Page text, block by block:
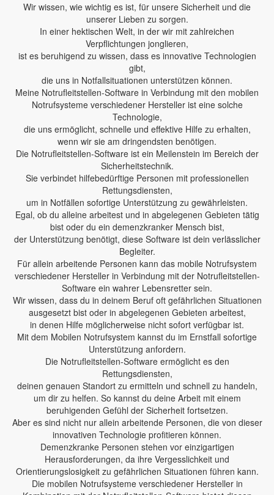
Wir wissen, wie wichtig es ist, für unsere Sicherheit und die
unserer Lieben zu sorgen.
In einer hektischen Welt, in der wir mit zahlreichen
Verpflichtungen jonglieren,
ist es beruhigend zu wissen, dass es innovative Technologien
gibt,
die uns in Notfallsituationen unterstützen können.
Meine Notrufleitstellen-Software in Verbindung mit den mobilen
Notrufsysteme verschiedener Hersteller ist eine solche
Technologie,
die uns ermöglicht, schnelle und effektive Hilfe zu erhalten,
wenn wir sie am dringendsten benötigen.
Die Notrufleitstellen-Software ist ein Meilenstein im Bereich der
Sicherheitstechnik.
Sie verbindet hilfebedürftige Personen mit professionellen
Rettungsdiensten,
um in Notfällen sofortige Unterstützung zu gewährleisten.
Egal, ob du alleine arbeitest und in abgelegenen Gebieten tätig
bist oder du ein demenzkranker Mensch bist,
der Unterstützung benötigt, diese Software ist dein verlässlicher
Begleiter.
Für allein arbeitende Personen kann das mobile Notrufsystem
verschiedener Hersteller in Verbindung mit der Notrufleitstellen-
Software ein wahrer Lebensretter sein.
Wir wissen, dass du in deinem Beruf oft gefährlichen Situationen
ausgesetzt bist oder in abgelegenen Gebieten arbeitest,
in denen Hilfe möglicherweise nicht sofort verfügbar ist.
Mit dem Mobilen Notrufsystem kannst du im Ernstfall sofortige
Unterstützung anfordern.
Die Notrufleitstellen-Software ermöglicht es den
Rettungsdiensten,
deinen genauen Standort zu ermitteln und schnell zu handeln,
um dir zu helfen. So kannst du deine Arbeit mit einem
beruhigenden Gefühl der Sicherheit fortsetzen.
Aber es sind nicht nur allein arbeitende Personen, die von dieser
innovativen Technologie profitieren können.
Demenzkranke Personen stehen vor einzigartigen
Herausforderungen, da ihre Vergesslichkeit und
Orientierungslosigkeit zu gefährlichen Situationen führen kann.
Die mobilen Notrufsysteme verschiedener Hersteller in